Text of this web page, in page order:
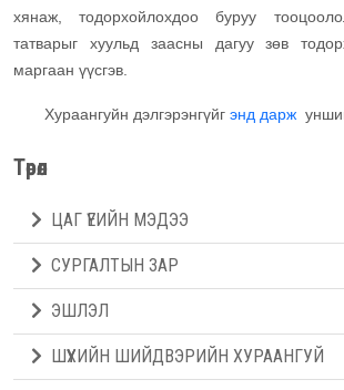
хянаж, тодорхойлохдоо буруу
татварыг хуульд заасны дагуу зөв
маргаан үүсгэв.
Хураангуйн дэлгэрэнгүйг энд дарж
Төрөл
ЦАГ ҮЕИЙН МЭДЭЭ
СУРГАЛТЫН ЗАР
ЭШЛЭЛ
ШҮҮХИЙН ШИЙДВЭРИЙН ХУРААНГУЙ